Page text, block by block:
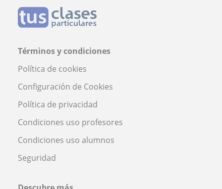
Términos y condiciones
Política de cookies
Configuración de Cookies
Política de privacidad
Condiciones uso profesores
Condiciones uso alumnos
Seguridad